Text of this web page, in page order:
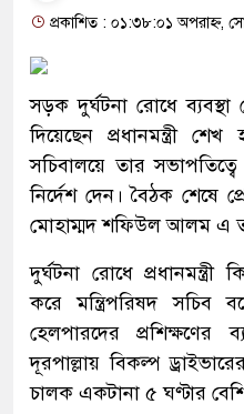
প্রকাশিত : ০১:৩৮:০১ অপরাহ্ন,
সড়ক দুর্ঘটনা রোধে ব্যবস্থা
দিয়েছেন প্রধানমন্ত্রী
সচিবালয়ে তার
নির্দেশ দেন। বৈঠক শেষে
মোহাম্মদ শফিউল আলম এ
দুর্ঘটনা রোধে
করে মন্ত্রিপরিষদ সচিব
হেলপারদের প্রশিক্ষণের
দূরপাল্লায় বিকল্প
চালক একটানা ৫ ঘণ্টার